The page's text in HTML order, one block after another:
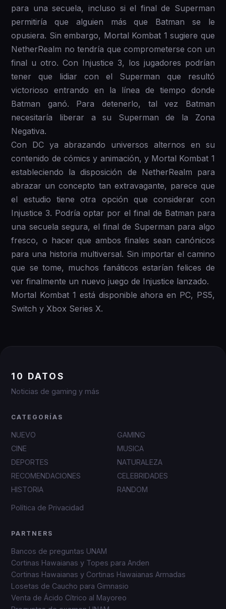
para una secuela, incluso si el final de Superman
permitiría que alguien más que Batman se le
opusiera. Sin embargo, Mortal Kombat 1 sugiere que
NetherRealm no tendría que comprometerse con un
final u otro. Con Injustice 3, los jugadores podrían
tener que lidiar con el Superman que resultó
victorioso entrando en la línea de tiempo donde
Batman ganó. Para detenerlo, tal vez Batman
necesitaría liberar a su Superman de la Zona
Negativa.
Con DC ya abrazando universos alternos en su
contenido de cómics y animación, y Mortal Kombat 1
estableciendo la disposición de NetherRealm para
abrazar un concepto tan extravagante, parece que
el estudio tiene otra opción que considerar con
Injustice 3. Podría optar por el final de Batman para
una secuela segura, el final de Superman para algo
fresco, o hacer que ambos finales sean canónicos
para una historia multiversal. Sin importar el camino
que se tome, muchos fanáticos estarían felices de
ver finalmente un nuevo juego de Injustice lanzado.
Mortal Kombat 1 está disponible ahora en PC, PS5,
Switch y Xbox Series X.
10 DATOS
Noticias de gaming y más
CATEGORÍAS
NUEVO
GAMING
CINE
MUSICA
DEPORTES
NATURALEZA
RECOMENDACIONES
CELEBRIDADES
HISTORIA
RANDOM
Política de Privacidad
PARTNERS
Bancos de preguntas UNAM
Cortinas Hawaianas y Topes para Anden
Cortinas Hawaianas y Cortinas Hawaianas Armadas
Losetas de Caucho para Gimnasio
Venta de Ácido Cítrico al Mayoreo